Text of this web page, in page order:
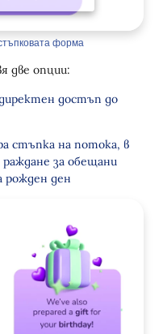
форма
две опции:
достъп до
стъпка на потока, в
за обещани
рожден ден